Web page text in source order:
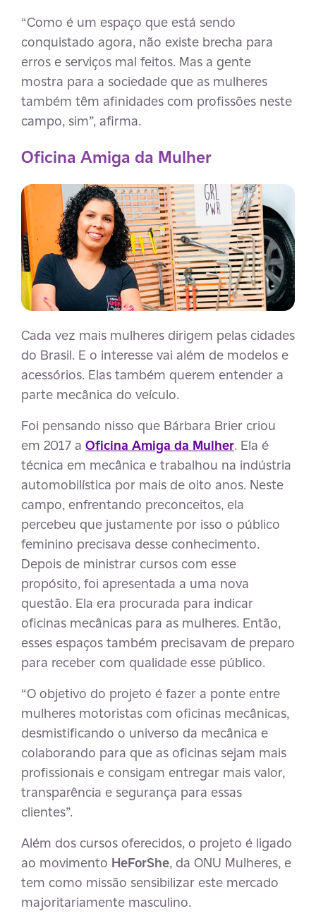
“Como é um espaço que está sendo
conquistado agora, não existe brecha para
erros e serviços mal feitos. Mas a gente
mostra para a sociedade que as mulheres
também têm afinidades com profissões neste
campo, sim”, afirma.
Oficina Amiga da Mulher
Cada vez mais mulheres dirigem pelas cidades
do Brasil. E o interesse vai além de modelos e
acessórios. Elas também querem entender a
parte mecânica do veículo.
Foi pensando nisso que Bárbara Brier criou
em 2017 a Oficina Amiga da Mulher. Ela é
técnica em mecânica e trabalhou na indústria
automobilística por mais de oito anos. Neste
campo, enfrentando preconceitos, ela
percebeu que justamente por isso o público
feminino precisava desse conhecimento.
Depois de ministrar cursos com esse
propósito, foi apresentada a uma nova
questão. Ela era procurada para indicar
oficinas mecânicas para as mulheres. Então,
esses espaços também precisavam de preparo
para receber com qualidade esse público.
“O objetivo do projeto é fazer a ponte entre
mulheres motoristas com oficinas mecânicas,
desmistificando o universo da mecânica e
colaborando para que as oficinas sejam mais
profissionais e consigam entregar mais valor,
transparência e segurança para essas
clientes”.
Além dos cursos oferecidos, o projeto é ligado
ao movimento HeForShe, da ONU Mulheres, e
tem como missão sensibilizar este mercado
majoritariamente masculino.